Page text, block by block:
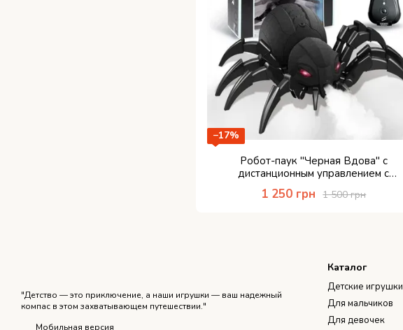
−17%
Робот-паук "Черная Вдова" с
дистанционным управлением с
распылителем и подсветкой
1 500 грн
1 250 грн
"Детство — это приключение, а наши игрушки — ваш надежный
компас в этом захватывающем путешествии."
Мобильная версия
Каталог
Детские игрушки
Для мальчиков
Для девочек